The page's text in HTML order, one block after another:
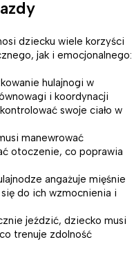
dziecku wiele korzyści
jak i emocjonalnego:
hulajnogi w
i koordynacji
swoje ciało w
manewrować
otoczenie, co poprawia
angażuje mięśnie
do ich wzmocnienia i
jeździć, dziecko musi
trenuje zdolność